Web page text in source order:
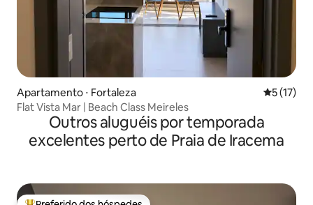
Apartamento ⋅ Fortaleza 5 de uma
5 (17)
Flat Vista Mar | Beach Class Meireles
Outros aluguéis por temporada
excelentes perto de Praia de Iracema